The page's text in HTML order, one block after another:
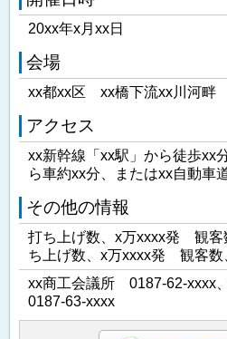
20xx年x月xx日
会場
xx都xx区 xx橋下流xx川河畔
アクセス
xx新幹線「xx駅」から徒歩xx
ら車約xx分、またはxx自動車
その他の情報
打ち上げ数、x万xxxx発 観
ち上げ数、x万xxxx発 観客数
xx商工会議所 0187-62-xxxx
0187-63-xxxx